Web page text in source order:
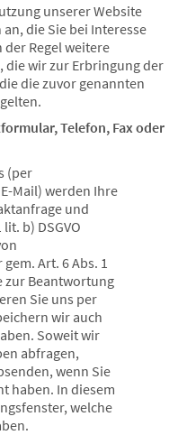
unserer Website
die Sie bei Interesse
der Regel weitere
die wir zur Erbringung der
die zuvor genannten
Telefon, Fax oder
(per
Mail) werden Ihre
und
b) DSGVO
Art. 6 Abs. 1
zur Beantwortung
Sie uns per
wir auch
Soweit wir
abfragen,
wenn Sie
haben. In diesem
welche